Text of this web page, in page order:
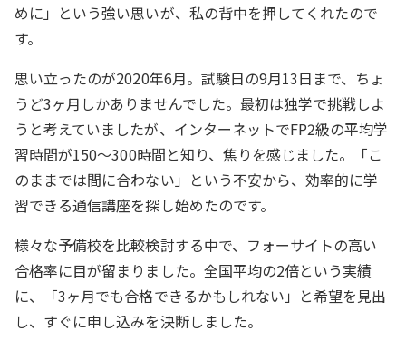
めに」という強い思いが、私の背中を押してくれたので
す。
思い立ったのが2020年6月。試験日の9月13日まで、ちょ
うど3ヶ月しかありませんでした。最初は独学で挑戦しよ
うと考えていましたが、インターネットでFP2級の平均学
習時間が150〜300時間と知り、焦りを感じました。「こ
のままでは間に合わない」という不安から、効率的に学
習できる通信講座を探し始めたのです。
様々な予備校を比較検討する中で、フォーサイトの高い
合格率に目が留まりました。全国平均の2倍という実績
に、「3ヶ月でも合格できるかもしれない」と希望を見出
し、すぐに申し込みを決断しました。